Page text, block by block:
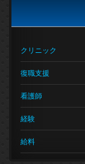
クリニック
復職支援
看護師
経験
給料